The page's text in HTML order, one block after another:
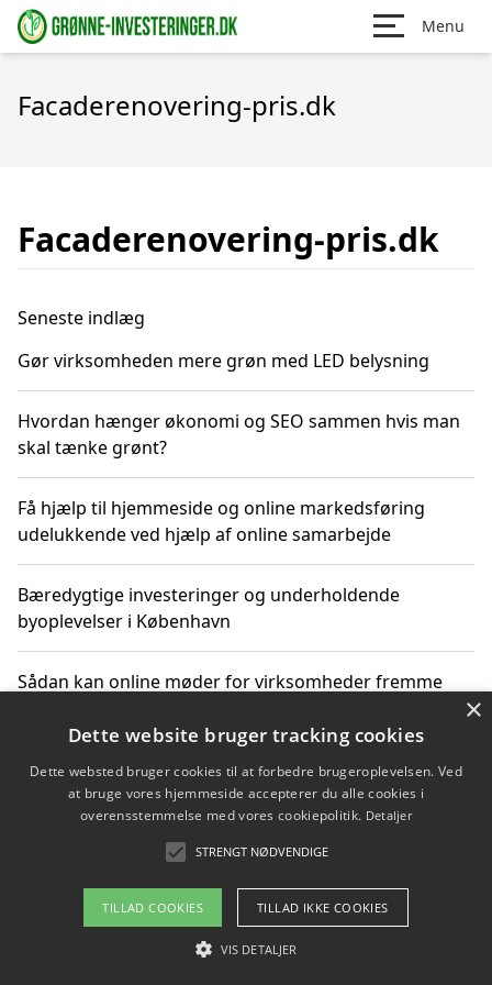
Menu
Facaderenovering-pris.dk
Facaderenovering-pris.dk
Seneste indlæg
Gør virksomheden mere grøn med LED belysning
Hvordan hænger økonomi og SEO sammen hvis man
skal tænke grønt?
Få hjælp til hjemmeside og online markedsføring
udelukkende ved hjælp af online samarbejde
Bæredygtige investeringer og underholdende
byoplevelser i København
Sådan kan online møder for virksomheder fremme
Copyright 2026 - Pilanto Aps
Om / kontakt
×
Dette website bruger tracking cookies
Dette websted bruger cookies til at forbedre brugeroplevelsen. Ved
at bruge vores hjemmeside accepterer du alle cookies i
overensstemmelse med vores cookiepolitik. Detaljer
STRENGT NØDVENDIGE
TILLAD COOKIES TILLAD IKKE COOKIES
VIS DETALJER